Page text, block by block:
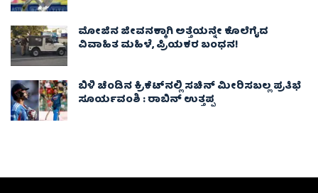
ಮೋಜಿನ ಜೀವನಕ್ಕಾಗಿ ಅತ್ತೆಯನ್ನೇ ಕೊಲೆಗೈದ
ವಿವಾಹಿತ ಮಹಿಳೆ, ಪ್ರಿಯಕರ ಬಂಧನ!
ಬಿಳಿ ಚೆಂಡಿನ ಕ್ರಿಕೆಟ್‌ನಲ್ಲಿ ಸಚಿನ್ ಮೀರಿಸಬಲ್ಲ ಪ್ರತಿಭೆ
ಸೂರ್ಯವಂಶಿ : ರಾಬಿನ್ ಉತ್ತಪ್ಪ